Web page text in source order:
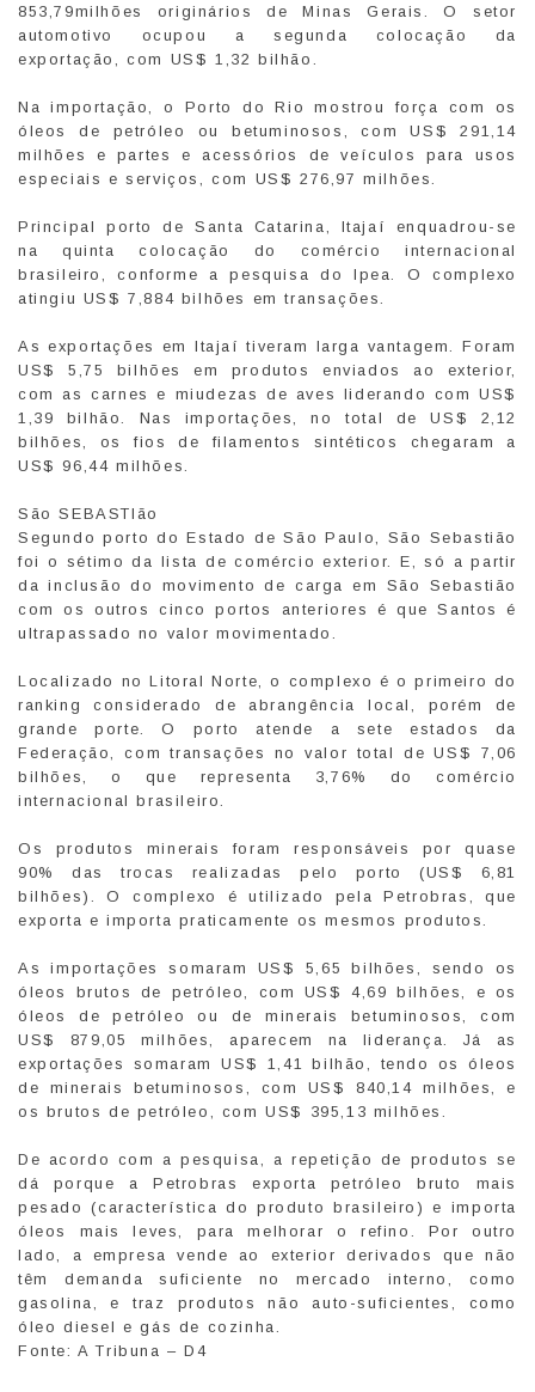
853,79milhões originários de Minas Gerais. O setor
automotivo ocupou a segunda colocação da
exportação, com US$ 1,32 bilhão.
Na importação, o Porto do Rio mostrou força com os
óleos de petróleo ou betuminosos, com US$ 291,14
milhões e partes e acessórios de veículos para usos
especiais e serviços, com US$ 276,97 milhões.
Principal porto de Santa Catarina, Itajaí enquadrou-se
na quinta colocação do comércio internacional
brasileiro, conforme a pesquisa do Ipea. O complexo
atingiu US$ 7,884 bilhões em transações.
As exportações em Itajaí tiveram larga vantagem. Foram
US$ 5,75 bilhões em produtos enviados ao exterior,
com as carnes e miudezas de aves liderando com US$
1,39 bilhão. Nas importações, no total de US$ 2,12
bilhões, os fios de filamentos sintéticos chegaram a
US$ 96,44 milhões.
São SEBASTIão
Segundo porto do Estado de São Paulo, São Sebastião
foi o sétimo da lista de comércio exterior. E, só a partir
da inclusão do movimento de carga em São Sebastião
com os outros cinco portos anteriores é que Santos é
ultrapassado no valor movimentado.
Localizado no Litoral Norte, o complexo é o primeiro do
ranking considerado de abrangência local, porém de
grande porte. O porto atende a sete estados da
Federação, com transações no valor total de US$ 7,06
bilhões, o que representa 3,76% do comércio
internacional brasileiro.
Os produtos minerais foram responsáveis por quase
90% das trocas realizadas pelo porto (US$ 6,81
bilhões). O complexo é utilizado pela Petrobras, que
exporta e importa praticamente os mesmos produtos.
As importações somaram US$ 5,65 bilhões, sendo os
óleos brutos de petróleo, com US$ 4,69 bilhões, e os
óleos de petróleo ou de minerais betuminosos, com
US$ 879,05 milhões, aparecem na liderança. Já as
exportações somaram US$ 1,41 bilhão, tendo os óleos
de minerais betuminosos, com US$ 840,14 milhões, e
os brutos de petróleo, com US$ 395,13 milhões.
De acordo com a pesquisa, a repetição de produtos se
dá porque a Petrobras exporta petróleo bruto mais
pesado (característica do produto brasileiro) e importa
óleos mais leves, para melhorar o refino. Por outro
lado, a empresa vende ao exterior derivados que não
têm demanda suficiente no mercado interno, como
gasolina, e traz produtos não auto-suficientes, como
óleo diesel e gás de cozinha.
Fonte: A Tribuna – D4